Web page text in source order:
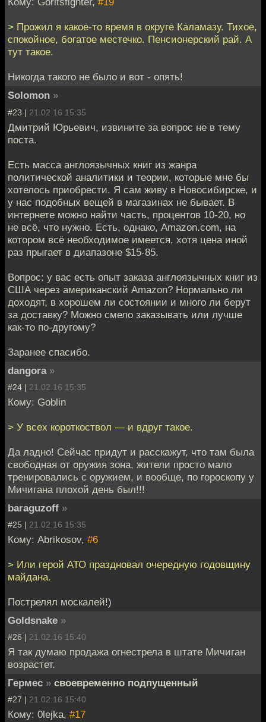
> Прожил я какое-то время в округе Каламазу. Тихое,
спокойное, богатое местечко. Пенсионерский рай. А
тут такое.
Никогда такого не было и вот - опять!
Solomon »
#23 | 21.02.16 15:35
Дмитрий Юрьевич, извините за вопрос не в тему
поста.
Есть масса англоязычных книг из жанра
политической аналитики и теории, которые мне бы
хотелось приобрести. Я сам живу в Новосибирске, и
у нас подобных вещей в магазинах не бывает. В
интернете можно найти часть, процентов 10-20, но
не всё, что нужно. Есть, однако, Amazon.com, на
котором всё необходимое имеется, хотя цена иной
раз прыгает в диапазоне $15-85.
Вопрос: у вас есть опыт заказа англоязычных книг из
США через американский Amazon? Нормально ли
доходят, в хорошем ли состоянии и много ли берут
за доставку? Можно смело заказывать или лучше
как-то по-другому?
Заранее спасибо.
dangora »
#24 | 21.02.16 15:35
Кому: Goblin
> У всех короткоствол — и вдруг такое.
Да ладно! Сейчас придут и расскажут, что там была
свободная от оружия зона, жители просто мало
тренировались с оружием, и вообще, по гороскопу у
Мичигана плохой день был!!!
baraguzoff »
#25 | 21.02.16 15:35
Кому: Abrikosov, #6
> Или герой АТО праздновал очередную годовщину
майдана.
Пострелял москалей!)
Goldsnake »
#26 | 21.02.16 15:40
Я так думаю продажа огнестрела в штате Мичиган
возрастет.
Гермес » своевременно подпущенный
#27 | 21.02.16 15:40
Кому: 0lejka, #17